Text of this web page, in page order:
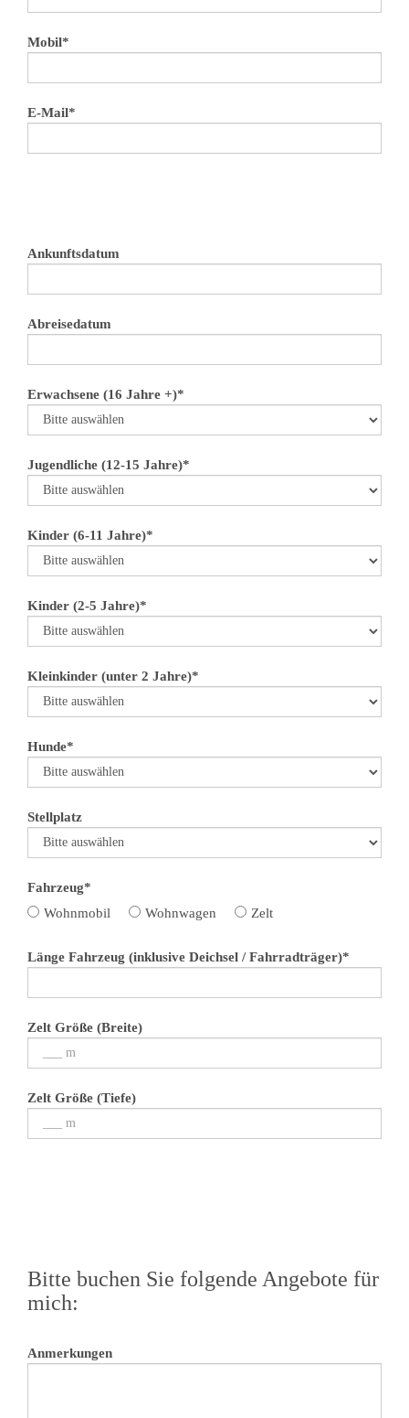
Mobil*
E-Mail*
Ankunftsdatum
Abreisedatum
Erwachsene (16 Jahre +)*
Jugendliche (12-15 Jahre)*
Kinder (6-11 Jahre)*
Kinder (2-5 Jahre)*
Kleinkinder (unter 2 Jahre)*
Hunde*
Stellplatz
Fahrzeug*
Wohnmobil
Wohnwagen Zelt
Länge Fahrzeug (inklusive Deichsel / Fahrradträger)*
Zelt Größe (Breite)
Zelt Größe (Tiefe)
Bitte buchen Sie folgende Angebote für
mich:
Anmerkungen